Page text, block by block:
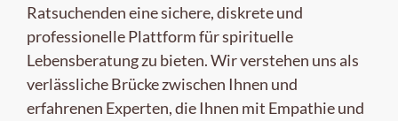
Ratsuchenden eine sichere, diskrete und
professionelle Plattform für spirituelle
Lebensberatung zu bieten. Wir verstehen uns als
verlässliche Brücke zwischen Ihnen und
erfahrenen Experten, die Ihnen mit Empathie und